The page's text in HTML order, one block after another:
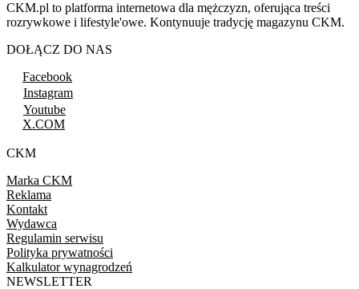
CKM.pl to platforma internetowa dla mężczyzn, oferująca treści
rozrywkowe i lifestyle'owe. Kontynuuje tradycję magazynu CKM.
DOŁĄCZ DO NAS
Facebook
Instagram
Youtube
X.COM
CKM
Marka CKM
Reklama
Kontakt
Wydawca
Regulamin serwisu
Polityka prywatności
Kalkulator wynagrodzeń
NEWSLETTER